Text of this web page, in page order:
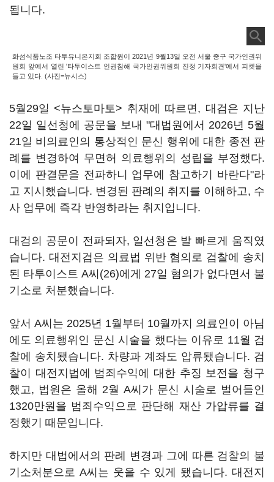
됩니다.
화섬식품노조 타투유니온지회 조합원이 2021년 9월13일 오전 서울 중구 국가인권위
원회 앞에서 열린 '타투이스트 인권침해 국가인권위원회 진정 기자회견'에서 피켓을
들고 있다. (사진=뉴시스)
5월29일 <뉴스토마토> 취재에 따르면, 대검은 지난
22일 일선청에 공문을 보내 "대법원에서 2026년 5월
21일 비의료인의 통상적인 문신 행위에 대한 종전 판
례를 변경하여 무면허 의료행위의 성립을 부정했다.
이에 판결문을 전파하니 업무에 참고하기 바란다"라
고 지시했습니다. 변경된 판례의 취지를 이해하고, 수
사 업무에 즉각 반영하라는 취지입니다.
대검의 공문이 전파되자, 일선청은 발 빠르게 움직였
습니다. 대전지검은 의료법 위반 혐의로 검찰에 송치
된 타투이스트 A씨(26)에게 27일 혐의가 없다면서 불
기소로 처분했습니다.
앞서 A씨는 2025년 1월부터 10월까지 의료인이 아님
에도 의료행위인 문신 시술을 했다는 이유로 11월 검
찰에 송치됐습니다. 차량과 계좌도 압류됐습니다. 검
찰이 대전지법에 범죄수익에 대한 추징 보전을 청구
했고, 법원은 올해 2월 A씨가 문신 시술로 벌어들인
1320만원을 범죄수익으로 판단해 재산 가압류를 결
정했기 때문입니다.
하지만 대법에서의 판례 변경과 그에 따른 검찰의 불
기소처분으로 A씨는 웃을 수 있게 됐습니다. 대전지